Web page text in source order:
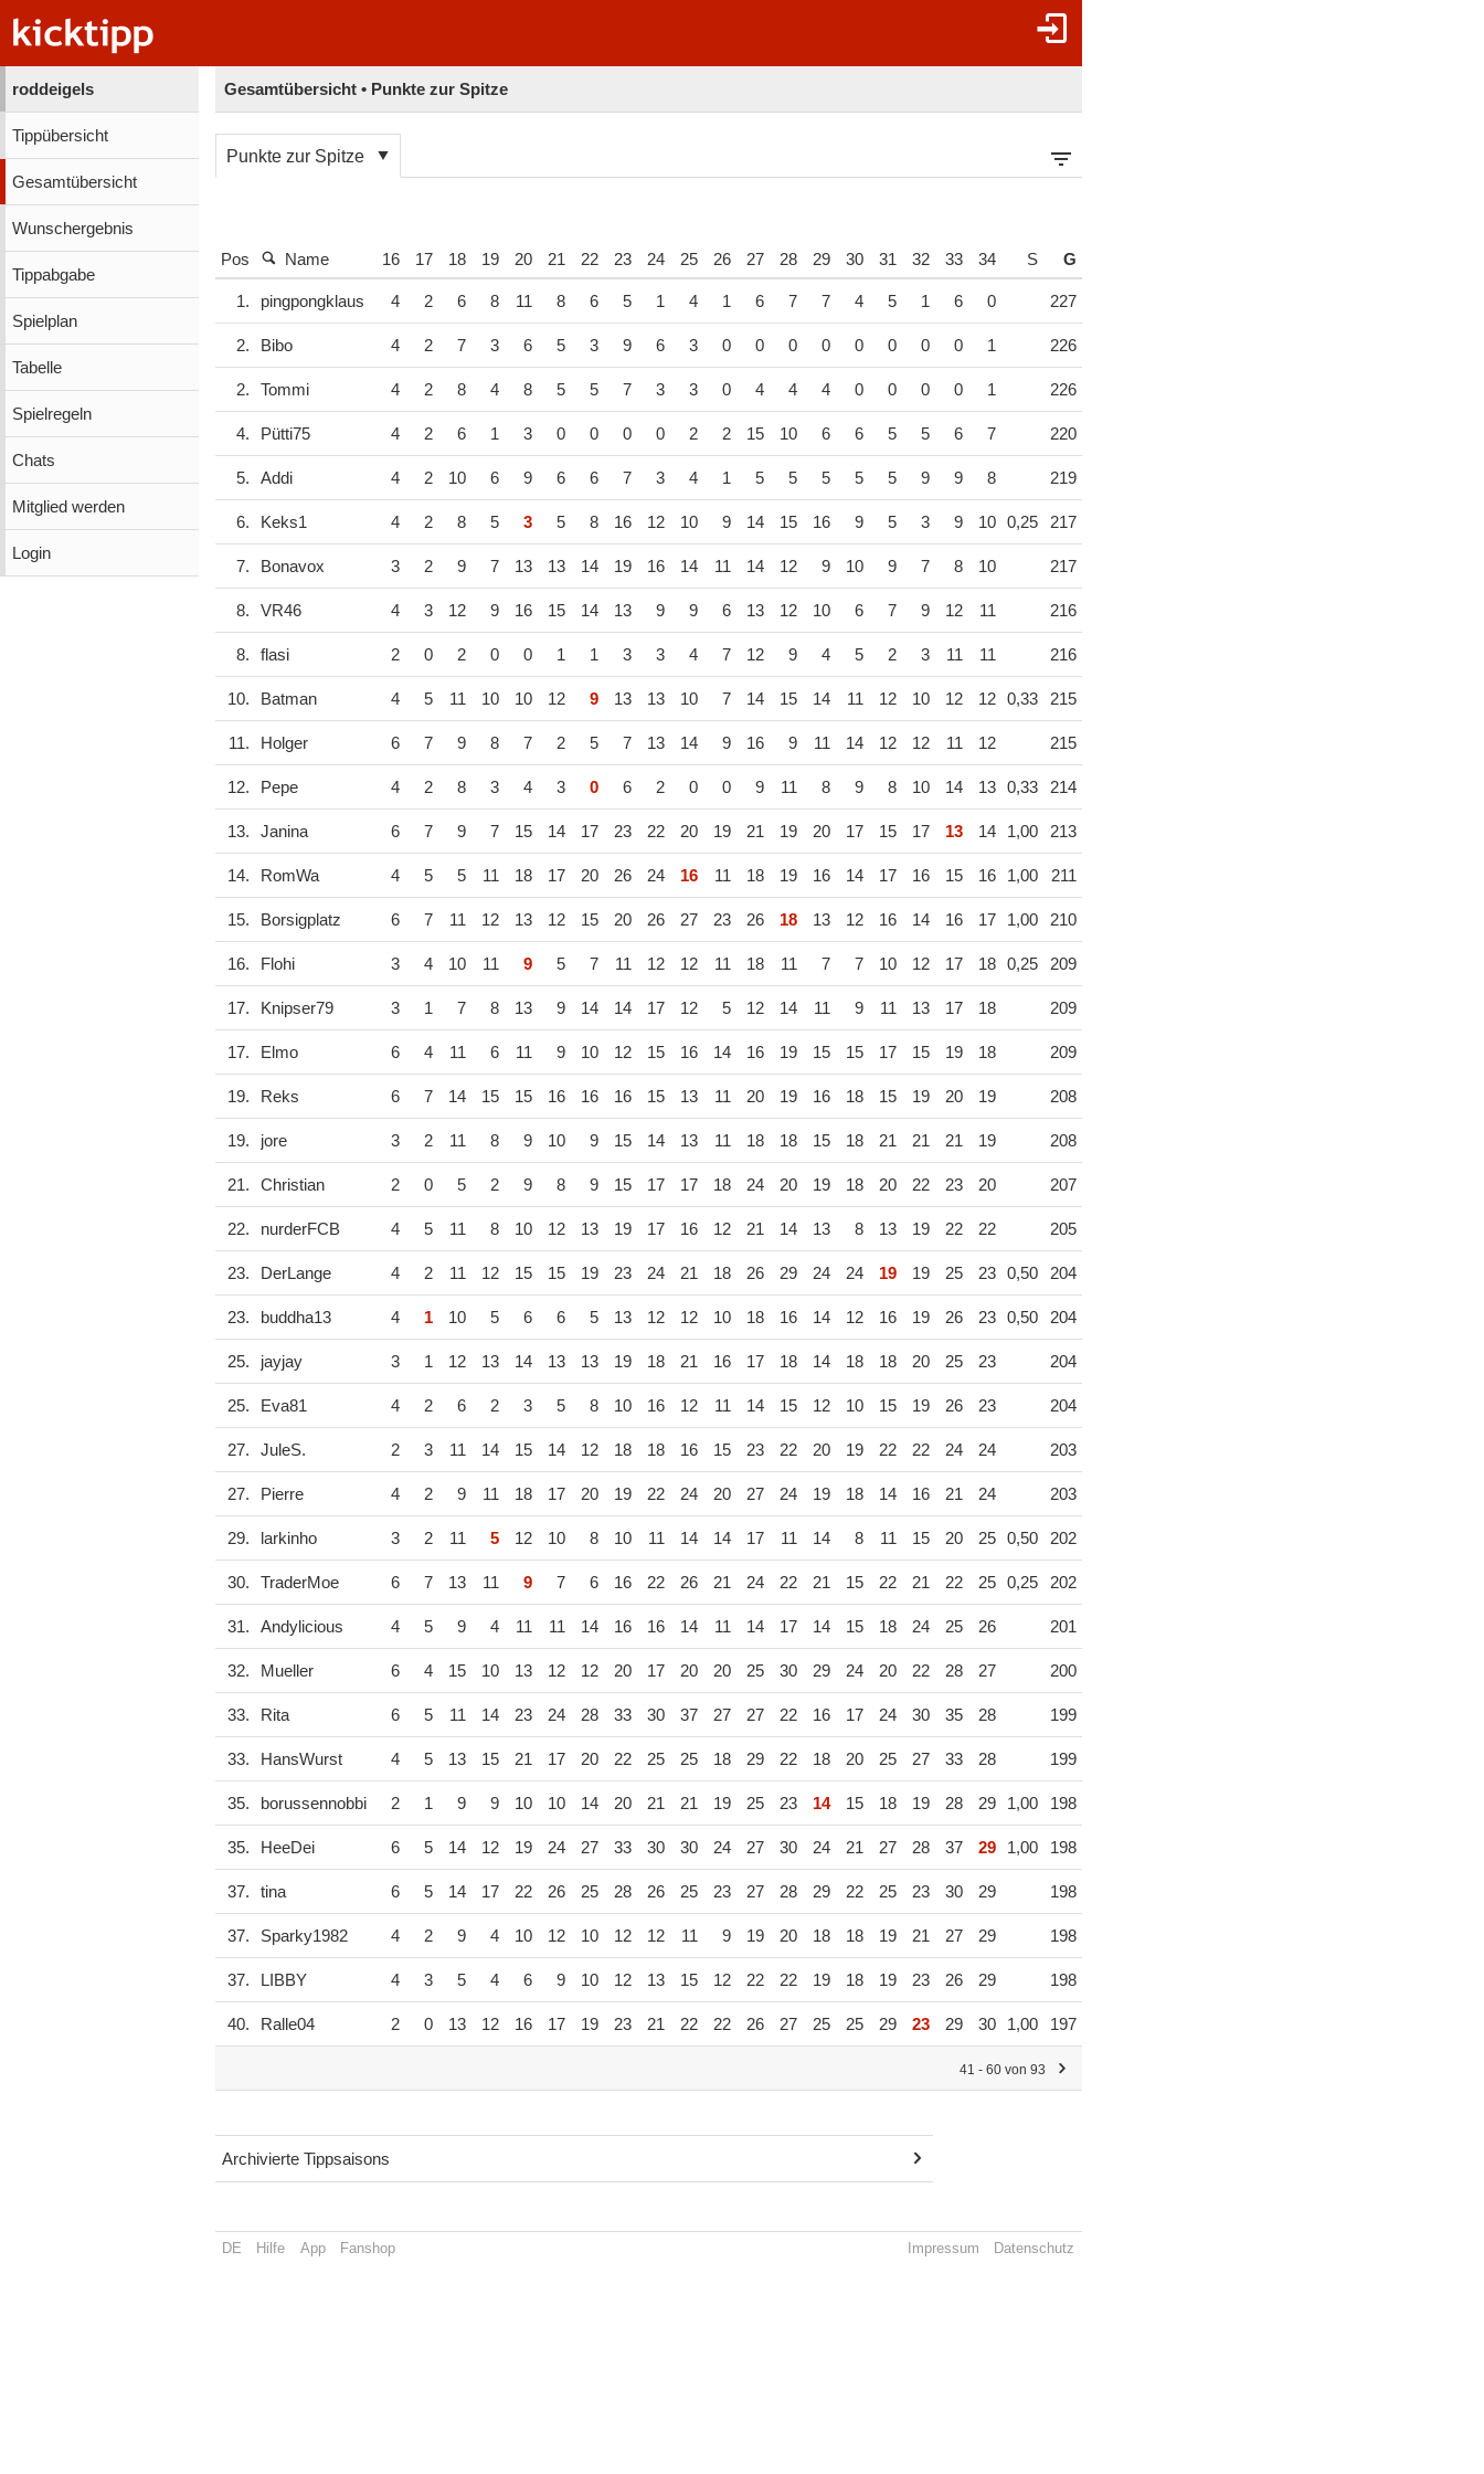
roddeigels
Tippübersicht
Gesamtübersicht
Wunschergebnis
Tippabgabe
Spielplan
Tabelle
Spielregeln
Chats
Mitglied werden
Login
Gesamtübersicht • Punkte zur Spitze
Punkte zur Spitze
Pos Name 16 17 18 19 20 21 22 23 24 25 26 27 28 29 30 31 32 33 34 S G
1. pingpongklaus 4 2 6 8 11 8 6 5 1 4 1 6 7 7 4 5 1 6 0 227
2. Bibo 4 2 7 3 6 5 3 9 6 3 0 0 0 0 0 0 0 0 1 226
2. Tommi 4 2 8 4 8 5 5 7 3 3 0 4 4 4 0 0 0 0 1 226
4. Pütti75 4 2 6 1 3 0 0 0 0 2 2 15 10 6 6 5 5 6 7 220
5. Addi 4 2 10 6 9 6 6 7 3 4 1 5 5 5 5 5 9 9 8 219
6. Keks1 4 2 8 5 3 5 8 16 12 10 9 14 15 16 9 5 3 9 10 0,25 217
7. Bonavox 3 2 9 7 13 13 14 19 16 14 11 14 12 9 10 9 7 8 10 217
8. VR46 4 3 12 9 16 15 14 13 9 9 6 13 12 10 6 7 9 12 11 216
8. flasi 2 0 2 0 0 1 1 3 3 4 7 12 9 4 5 2 3 11 11 216
10. Batman 4 5 11 10 10 12 9 13 13 10 7 14 15 14 11 12 10 12 12 0,33 215
11. Holger 6 7 9 8 7 2 5 7 13 14 9 16 9 11 14 12 12 11 12 215
12. Pepe 4 2 8 3 4 3 0 6 2 0 0 9 11 8 9 8 10 14 13 0,33 214
13. Janina 6 7 9 7 15 14 17 23 22 20 19 21 19 20 17 15 17 13 14 1,00 213
14. RomWa 4 5 5 11 18 17 20 26 24 16 11 18 19 16 14 17 16 15 16 1,00 211
15. Borsigplatz 6 7 11 12 13 12 15 20 26 27 23 26 18 13 12 16 14 16 17 1,00 210
16. Flohi 3 4 10 11 9 5 7 11 12 12 11 18 11 7 7 10 12 17 18 0,25 209
17. Knipser79 3 1 7 8 13 9 14 14 17 12 5 12 14 11 9 11 13 17 18 209
17. Elmo 6 4 11 6 11 9 10 12 15 16 14 16 19 15 15 17 15 19 18 209
19. Reks 6 7 14 15 15 16 16 16 15 13 11 20 19 16 18 15 19 20 19 208
19. jore 3 2 11 8 9 10 9 15 14 13 11 18 18 15 18 21 21 21 19 208
21. Christian 2 0 5 2 9 8 9 15 17 17 18 24 20 19 18 20 22 23 20 207
22. nurderFCB 4 5 11 8 10 12 13 19 17 16 12 21 14 13 8 13 19 22 22 205
23. DerLange 4 2 11 12 15 15 19 23 24 21 18 26 29 24 24 19 19 25 23 0,50 204
23. buddha13 4 1 10 5 6 6 5 13 12 12 10 18 16 14 12 16 19 26 23 0,50 204
25. jayjay 3 1 12 13 14 13 13 19 18 21 16 17 18 14 18 18 20 25 23 204
25. Eva81 4 2 6 2 3 5 8 10 16 12 11 14 15 12 10 15 19 26 23 204
27. JuleS. 2 3 11 14 15 14 12 18 18 16 15 23 22 20 19 22 22 24 24 203
27. Pierre 4 2 9 11 18 17 20 19 22 24 20 27 24 19 18 14 16 21 24 203
29. larkinho 3 2 11 5 12 10 8 10 11 14 14 17 11 14 8 11 15 20 25 0,50 202
30. TraderMoe 6 7 13 11 9 7 6 16 22 26 21 24 22 21 15 22 21 22 25 0,25 202
31. Andylicious 4 5 9 4 11 11 14 16 16 14 11 14 17 14 15 18 24 25 26 201
32. Mueller 6 4 15 10 13 12 12 20 17 20 20 25 30 29 24 20 22 28 27 200
33. Rita 6 5 11 14 23 24 28 33 30 37 27 27 22 16 17 24 30 35 28 199
33. HansWurst 4 5 13 15 21 17 20 22 25 25 18 29 22 18 20 25 27 33 28 199
35. borussennobbi 2 1 9 9 10 10 14 20 21 21 19 25 23 14 15 18 19 28 29 1,00 198
35. HeeDei 6 5 14 12 19 24 27 33 30 30 24 27 30 24 21 27 28 37 29 1,00 198
37. tina 6 5 14 17 22 26 25 28 26 25 23 27 28 29 22 25 23 30 29 198
37. Sparky1982 4 2 9 4 10 12 10 12 12 11 9 19 20 18 18 19 21 27 29 198
37. LIBBY 4 3 5 4 6 9 10 12 13 15 12 22 22 19 18 19 23 26 29 198
40. Ralle04 2 0 13 12 16 17 19 23 21 22 22 26 27 25 25 29 23 29 30 1,00 197
41 - 60 von 93
Archivierte Tippsaisons
DE Hilfe App Fanshop Impressum Datenschutz